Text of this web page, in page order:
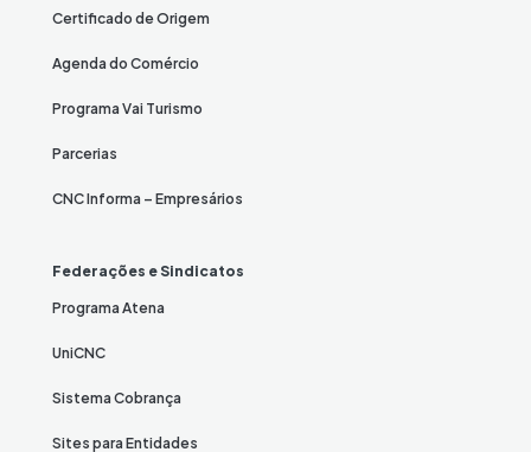
Certificado de Origem
Agenda do Comércio
Programa Vai Turismo
Parcerias
CNC Informa – Empresários
Federações e Sindicatos
Programa Atena
UniCNC
Sistema Cobrança
Sites para Entidades